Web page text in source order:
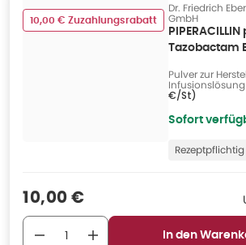
10,00 € Zuzahlungsrabatt
Dr. Friedrich
GmbH
PIPERACILLIN
Tazobactam
Pulver zur
Infusionslösung
€/St)
Sofort
Rezeptpflichtig
Verkaufspreis
10,00 €
In den